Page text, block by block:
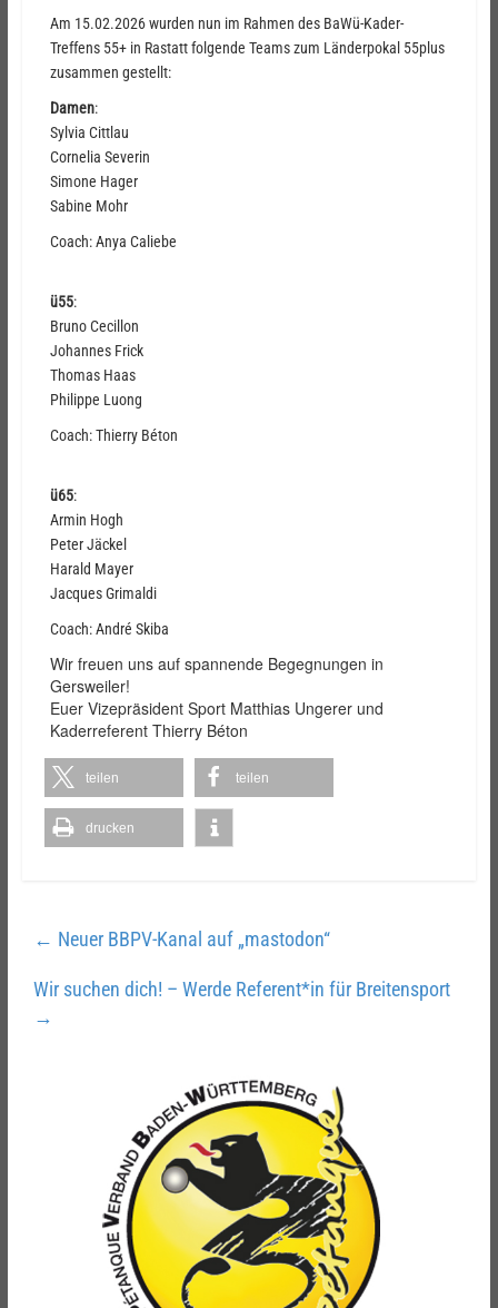
Am 15.02.2026 wurden nun im Rahmen des BaWü-Kader-
Treffens 55+ in Rastatt folgende Teams zum Länderpokal 55plus
zusammen gestellt:
Damen:
Sylvia Cittlau
Cornelia Severin
Simone Hager
Sabine Mohr
Coach: Anya Caliebe
ü55:
Bruno Cecillon
Johannes Frick
Thomas Haas
Philippe Luong
Coach: Thierry Béton
ü65:
Armin Hogh
Peter Jäckel
Harald Mayer
Jacques Grimaldi
Coach: André Skiba
Wir freuen uns auf spannende Begegnungen in
Gersweiler!
Euer Vizepräsident Sport Matthias Ungerer und
Kaderreferent Thierry Béton
teilen teilen
drucken
← Neuer BBPV-Kanal auf „mastodon“
Wir suchen dich! – Werde Referent*in für Breitensport
→